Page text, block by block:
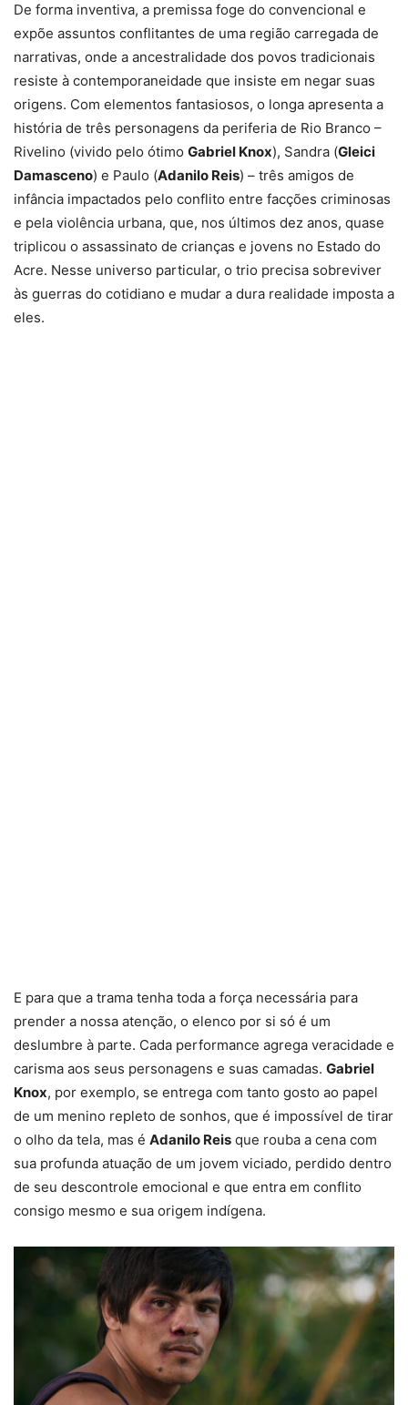
De forma inventiva, a premissa foge do convencional e
expõe assuntos conflitantes de uma região carregada de
narrativas, onde a ancestralidade dos povos tradicionais
resiste à contemporaneidade que insiste em negar suas
origens. Com elementos fantasiosos, o longa apresenta a
história de três personagens da periferia de Rio Branco –
Rivelino (vivido pelo ótimo Gabriel Knox), Sandra (Gleici
Damasceno) e Paulo (Adanilo Reis) – três amigos de
infância impactados pelo conflito entre facções criminosas
e pela violência urbana, que, nos últimos dez anos, quase
triplicou o assassinato de crianças e jovens no Estado do
Acre. Nesse universo particular, o trio precisa sobreviver
às guerras do cotidiano e mudar a dura realidade imposta a
eles.
E para que a trama tenha toda a força necessária para
prender a nossa atenção, o elenco por si só é um
deslumbre à parte. Cada performance agrega veracidade e
carisma aos seus personagens e suas camadas. Gabriel
Knox, por exemplo, se entrega com tanto gosto ao papel
de um menino repleto de sonhos, que é impossível de tirar
o olho da tela, mas é Adanilo Reis que rouba a cena com
sua profunda atuação de um jovem viciado, perdido dentro
de seu descontrole emocional e que entra em conflito
consigo mesmo e sua origem indígena.